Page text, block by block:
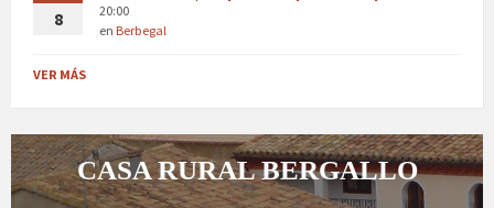
8
20:00
en Berbegal
VER MÁS
CASA RURAL BERGALLO